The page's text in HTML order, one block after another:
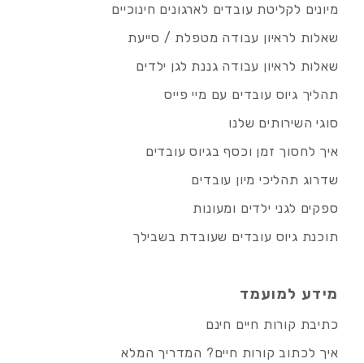
מיונים לקליטת עובדים לארגונים חינוכיים
שאלות לראיון עבודה מטפלת / סייעת
שאלות לראיון עבודה גננת לגן ילדים
תהליך גיוס עובדים עם מיי פייס
סוגי השירותים שלנו
איך לחסוך זמן וכסף בגיוס עובדים
שדרוג תהליכי מיון עובדים
ספקים לגני ילדים ומעונות
תוכנת גיוס עובדים שעובדת בשבילך
מידע למועמד
כתיבת קורות חיים חינם
איך לכתוב קורות חיים? המדריך המלא